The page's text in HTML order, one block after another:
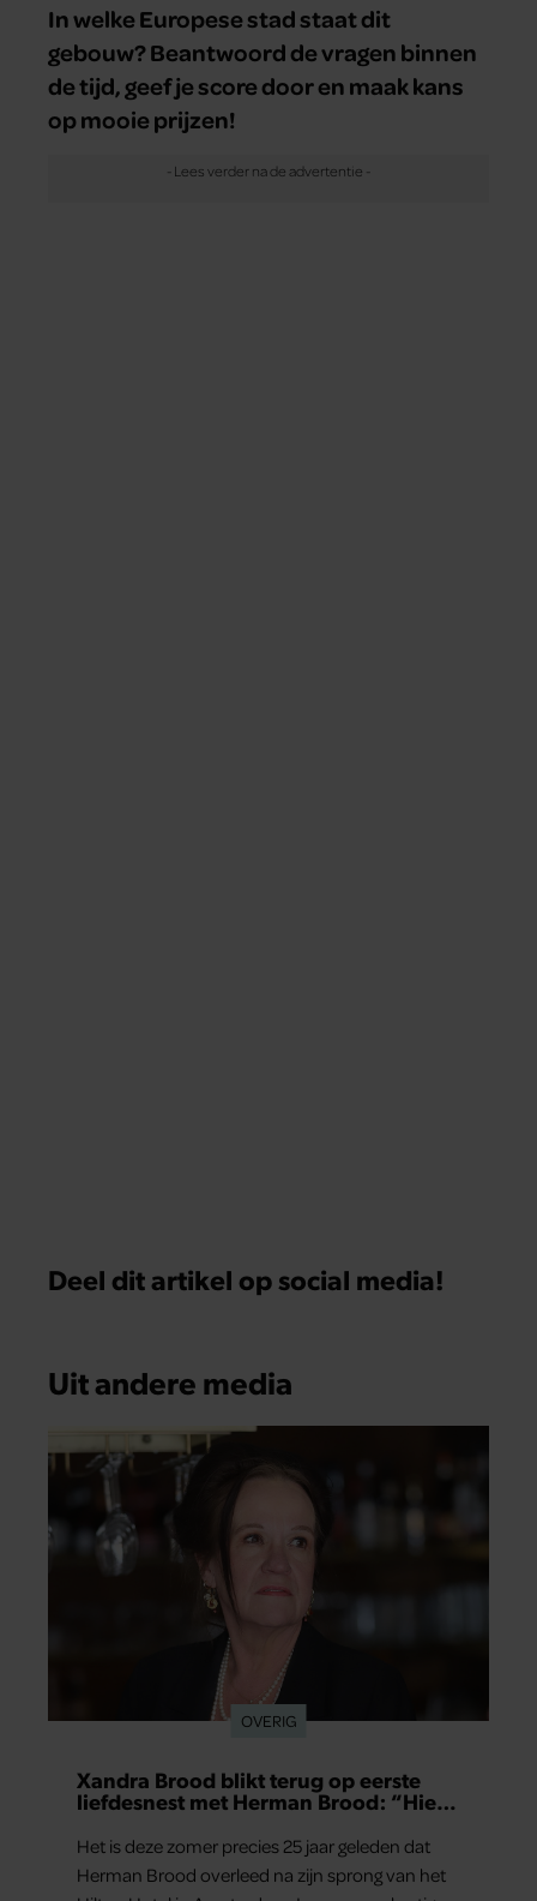
In welke Europese stad staat dit
gebouw? Beantwoord de vragen binnen
de tijd, geef je score door en maak kans
op mooie prijzen!
Deel dit artikel op social media!
Uit andere media
OVERIG
Xandra Brood blikt terug op eerste
liefdesnest met Herman Brood: “Hier
Het is deze zomer precies 25 jaar geleden dat
Herman Brood overleed na zijn sprong van het